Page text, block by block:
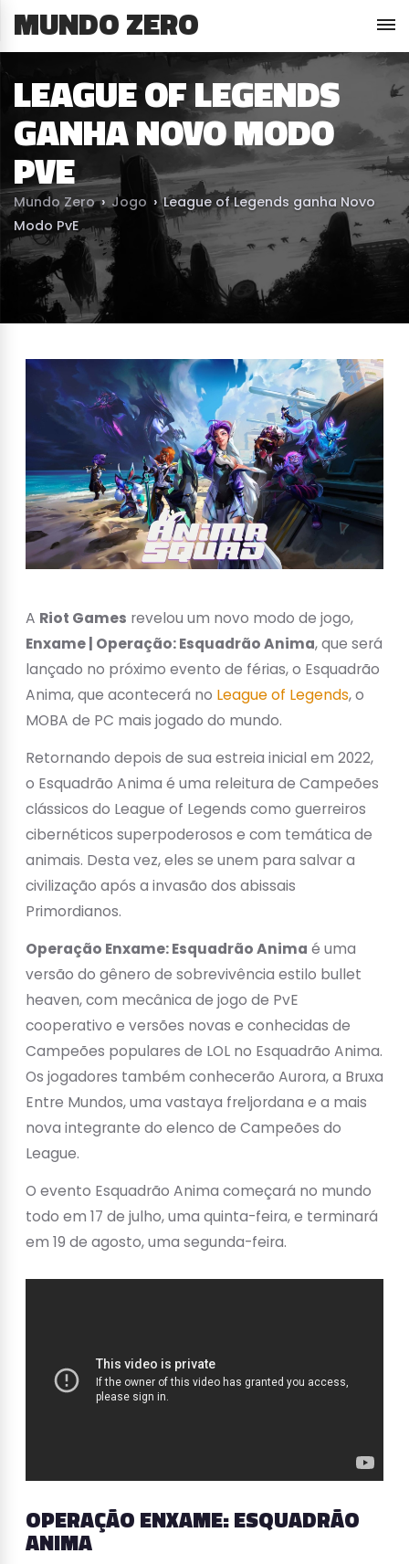
MUNDO ZERO
LEAGUE OF LEGENDS
GANHA NOVO MODO
PVE
Mundo Zero › Jogo › League of Legends ganha Novo
Modo PvE
A Riot Games revelou um novo modo de jogo,
Enxame | Operação: Esquadrão Anima, que será
lançado no próximo evento de férias, o Esquadrão
Anima, que acontecerá no League of Legends, o
MOBA de PC mais jogado do mundo.
Retornando depois de sua estreia inicial em 2022,
o Esquadrão Anima é uma releitura de Campeões
clássicos do League of Legends como guerreiros
cibernéticos superpoderosos e com temática de
animais. Desta vez, eles se unem para salvar a
civilização após a invasão dos abissais
Primordianos.
Operação Enxame: Esquadrão Anima é uma
versão do gênero de sobrevivência estilo bullet
heaven, com mecânica de jogo de PvE
cooperativo e versões novas e conhecidas de
Campeões populares de LOL no Esquadrão Anima.
Os jogadores também conhecerão Aurora, a Bruxa
Entre Mundos, uma vastaya freljordana e a mais
nova integrante do elenco de Campeões do
League.
O evento Esquadrão Anima começará no mundo
todo em 17 de julho, uma quinta-feira, e terminará
em 19 de agosto, uma segunda-feira.
OPERAÇÃO ENXAME: ESQUADRÃO
ANIMA